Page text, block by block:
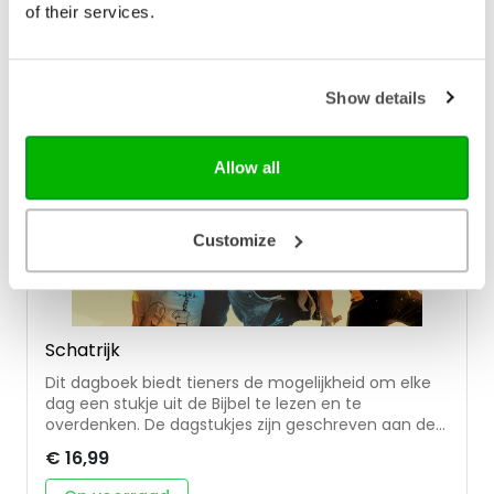
of their services.
Show details
Allow all
Customize
je uit om zelf ook op reis te gaan. Door de korte,
goed leesbare dagboekstukjes met veel
Schatrijk
Dit dagboek biedt tieners de mogelijkheid om elke
dag een stukje uit de Bijbel te lezen en te
overdenken. De dagstukjes zijn geschreven aan de
Hij was een goede vriend van Jezus en een
ooggetuige van alles wat Hij op aarde deed. De
€ 16,99